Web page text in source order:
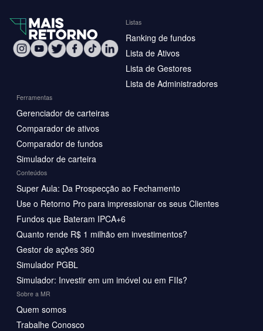
Listas
Ranking de fundos
Lista de Ativos
Lista de Gestores
Lista de Administradores
Ferramentas
Gerenciador de carteiras
Comparador de ativos
Comparador de fundos
Simulador de carteira
Conteúdos
Super Aula: Da Prospecção ao Fechamento
Use o Retorno Pro para impressionar os seus Clientes
Fundos que Bateram IPCA+6
Quanto rende R$ 1 milhão em investimentos?
Gestor de ações 360
Simulador PGBL
Simulador: Investir em um imóvel ou em FIIs?
Sobre a MR
Quem somos
Trabalhe Conosco